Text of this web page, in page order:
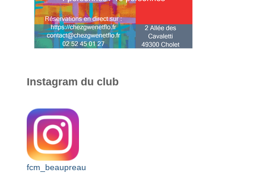
Instagram du club
fcm_beaupreau